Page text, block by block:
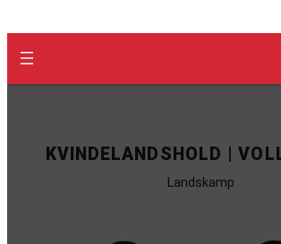
KVINDELANDSHOLD |
Landskamp